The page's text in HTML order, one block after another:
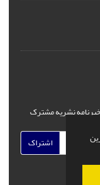
خبرنامه نشریه مشترک
اشتراک